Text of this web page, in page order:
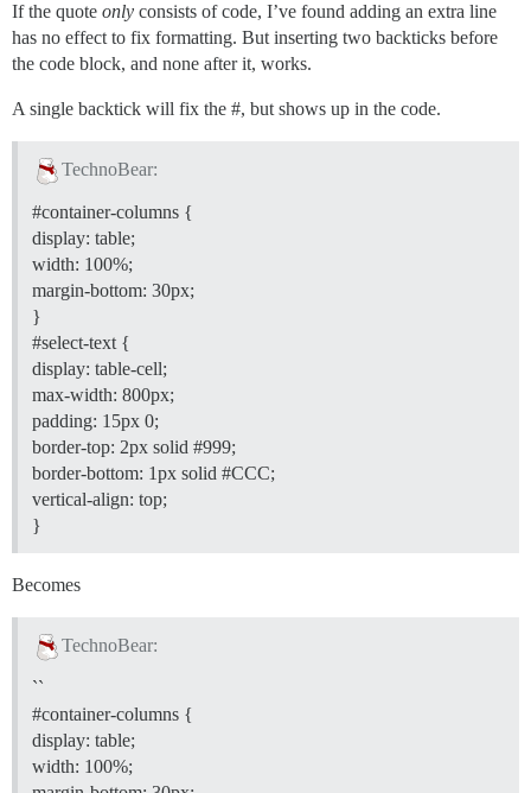
If the quote only consists of code, I’ve found adding an extra line
has no effect to fix formatting. But inserting two backticks before
the code block, and none after it, works.
A single backtick will fix the #, but shows up in the code.
TechnoBear:
#container-columns {
display: table;
width: 100%;
margin-bottom: 30px;
}
#select-text {
display: table-cell;
max-width: 800px;
padding: 15px 0;
border-top: 2px solid #999;
border-bottom: 1px solid #CCC;
vertical-align: top;
}
Becomes
TechnoBear:
``
#container-columns {
display: table;
width: 100%;